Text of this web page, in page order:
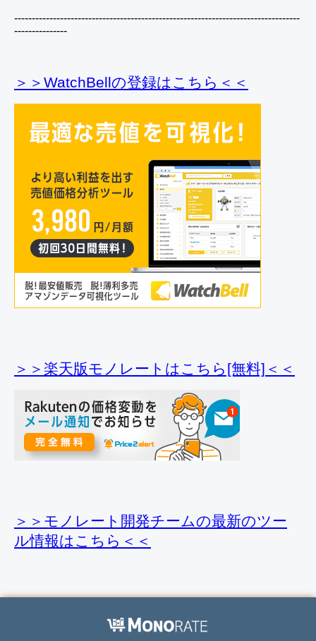
---------------------------------------------------------------------------------
---------------
＞＞WatchBellの登録はこちら＜＜
＞＞楽天版モノレートはこちら[無料]＜＜
＞＞モノレート開発チームの最新のツー
ル情報はこちら＜＜